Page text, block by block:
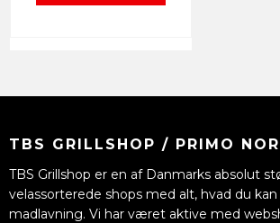
TBS GRILLSHOP / PRIMO
TBS Grillshop er en af Danmarks absolut
velassorterede shops med alt, hvad du
madlavning. Vi har været aktive med